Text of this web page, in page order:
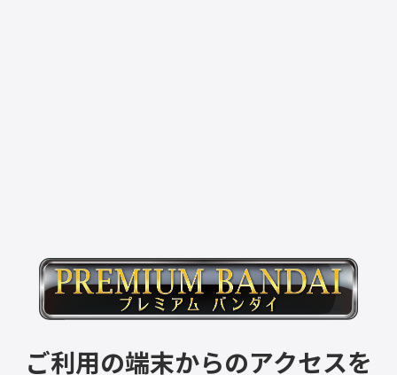
ご利用の端末からのアクセスを